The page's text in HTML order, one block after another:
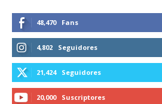
48,470 Fans
4,802 Seguidores
21,424 Seguidores
20,000 Suscriptores